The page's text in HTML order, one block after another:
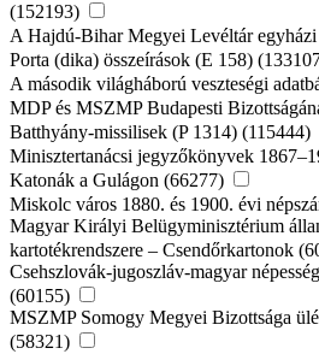
(152193)
A Hajdú-Bihar Megyei Levéltár
Porta (dika) összeírások (E 158)
A második világháború veszteségi
MDP és MSZMP Budapesti
Batthyány-missilisek (P 1314) (115444)
Minisztertanácsi jegyzőkönyvek
Katonák a Gulágon (66277)
Miskolc város 1880. és 1900. évi
Magyar Királyi Belügyminisztérium
kartotékrendszere – Csendőrkartonok
Csehszlovák-jugoszláv-magyar
(60155)
MSZMP Somogy Megyei Bizottsága
(58321)